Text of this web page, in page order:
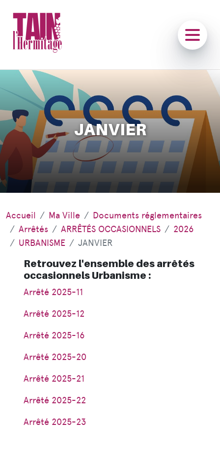
JANVIER
Accueil Ma Ville
Documents réglementaires
Arrêtés
ARRÊTÉS OCCASIONNELS
2026
URBANISME
JANVIER
Retrouvez l'ensemble des arrêtés
occasionnels Urbanisme :
Arrêté 2025-11
Arrêté 2025-12
Arrêté 2025-16
Arrêté 2025-20
Arrêté 2025-21
Arrêté 2025-22
Arrêté 2025-23